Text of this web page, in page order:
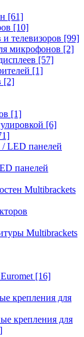
[61]
[10]
телевизоров [99]
микрофонов [2]
[57]
[1]
[2]
[1]
[6]
LED панелей
панелей
Multibrackets
Multibrackets
[16]
крепления для
крепления для